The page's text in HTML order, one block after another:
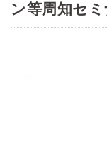
ン等周知セ